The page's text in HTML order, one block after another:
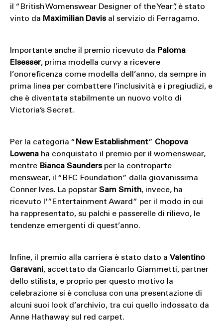
il “British Womenswear Designer of the Year”, è stato
vinto da Maximilian Davisal servizio di Ferragamo.
Importante anche il premio ricevuto da Paloma
Elsesser, prima modella curvy a ricevere
l’onoreficenza come modella dell’anno, da sempre in
prima linea per combattere l’inclusività e i pregiudizi, e
che è diventata stabilmente un nuovo volto di
Victoria’s Secret.
Per la categoria “ New Establishment” Chopova
Lowenaha conquistato il premio per il womenswear,
mentreBianca Saundersper la controparte
menswear, il “BFC Foundation” dalla giovanissima
Conner Ives. La popstar Sam Smith, invece, ha
ricevuto l'”Entertainment Award” per il modo in cui
ha rappresentato, su palchi e passerelle di rilievo, le
tendenze emergenti di quest’anno.
Infine, il premio alla carriera è stato dato a Valentino
Garavani, accettato da Giancarlo Giammetti, partner
dello stilista, e proprio per questo motivo la
celebrazione si è conclusa con una presentazione di
alcuni suoi look d’archivio, tra cui quello indossato da
Anne Hathaway sul red carpet.